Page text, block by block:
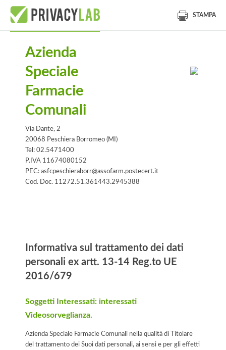
STAMPA
Azienda
Speciale
Farmacie
Comunali
Via Dante, 2
20068 Peschiera Borromeo (MI)
Tel: 02.5471400
P.IVA 11674080152
PEC: asfcpeschieraborr@assofarm.postecert.it
Cod. Doc. 11272.51.361443.2945388
Informativa sul trattamento dei dati
personali ex artt. 13-14 Reg.to UE
2016/679
Soggetti Interessati: interessati
Videosorveglianza.
Azienda Speciale Farmacie Comunali nella qualità di Titolare
del trattamento dei Suoi dati personali, ai sensi e per gli effetti